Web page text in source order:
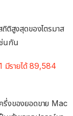
ถิติสูงสุดของไตรมาส
นกัน
มีรายได้ 89,584
งของยอดขาย Mac